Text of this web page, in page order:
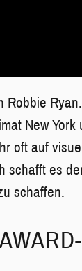
New York
oft auf
schafft es
schaffen.